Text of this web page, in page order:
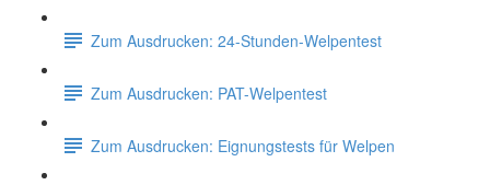
Zum Ausdrucken: 24-Stunden-Welpentest
Zum Ausdrucken: PAT-Welpentest
Zum Ausdrucken: Eignungstests für Welpen